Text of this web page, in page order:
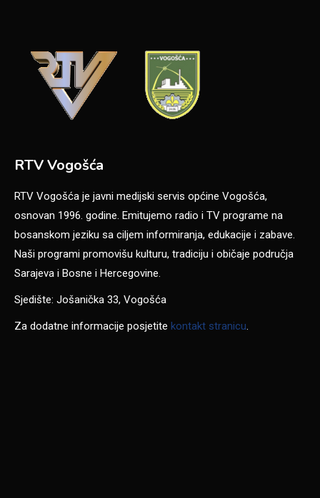
RTV Vogošća
RTV Vogošća je javni medijski servis općine Vogošća,
osnovan 1996. godine. Emitujemo radio i TV programe na
bosanskom jeziku sa ciljem informiranja, edukacije i zabave.
Naši programi promovišu kulturu, tradiciju i običaje područja
Sarajeva i Bosne i Hercegovine.
Sjedište: Jošanička 33, Vogošća
Za dodatne informacije posjetite kontakt stranicu.